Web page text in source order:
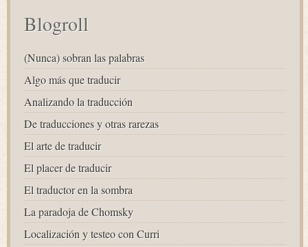
Blogroll
(Nunca) sobran las palabras
Algo más que traducir
Analizando la traducción
De traducciones y otras rarezas
El arte de traducir
El placer de traducir
El traductor en la sombra
La paradoja de Chomsky
Localización y testeo con Curri